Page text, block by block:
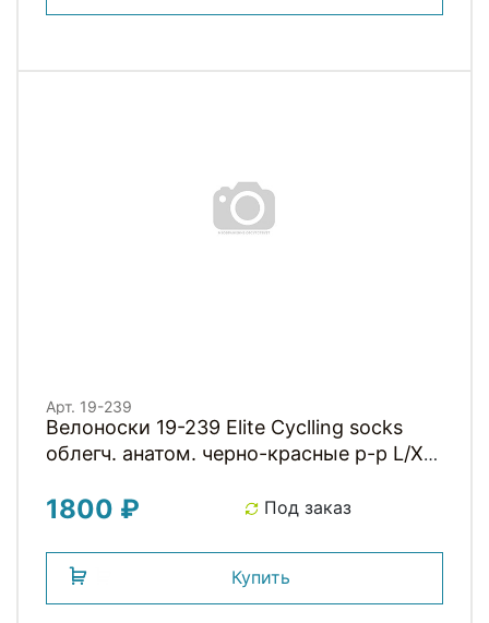
Арт. 19-239
Велоноски 19-239 Elite Cyclling socks
облегч. анатом. черно-красные р-р L/XL
2023 NEW
1800 ₽ Под заказ
Купить